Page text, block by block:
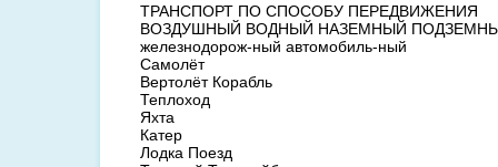
ТРАНСПОРТ ПО СПОСОБУ ПЕРЕДВИЖЕНИЯ
ВОЗДУШНЫЙ ВОДНЫЙ НАЗЕМНЫЙ
железнодорож-ный автомобиль-ный
Самолёт
Вертолёт Корабль
Теплоход
Яхта
Катер
Лодка Поезд